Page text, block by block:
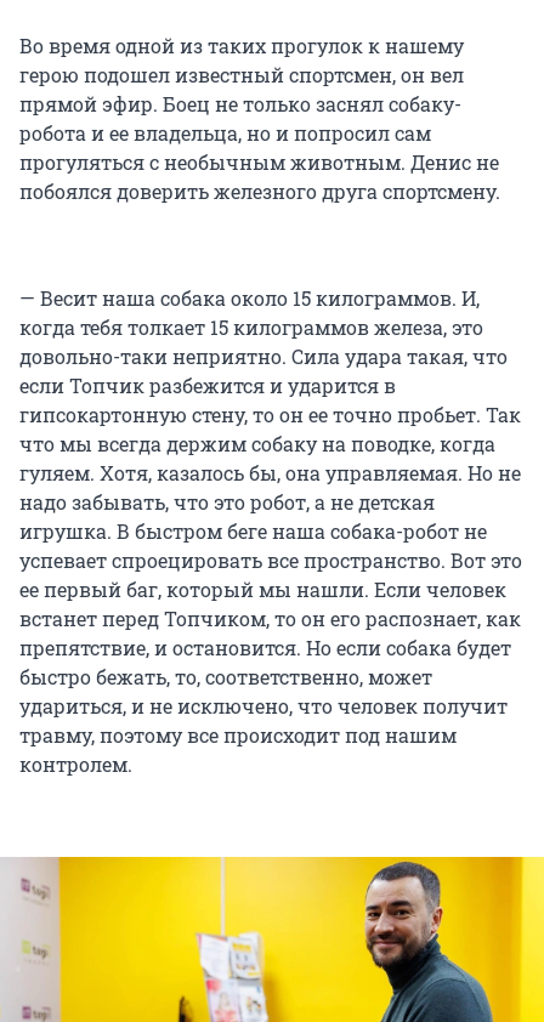
Во время одной из таких прогулок к нашему
герою подошел известный спортсмен, он вел
прямой эфир. Боец не только заснял собаку-
робота и ее владельца, но и попросил сам
прогуляться с необычным животным. Денис не
побоялся доверить железного друга спортсмену.
— Весит наша собака около 15 килограммов. И,
когда тебя толкает 15 килограммов железа, это
довольно-таки неприятно. Сила удара такая, что
если Топчик разбежится и ударится в
гипсокартонную стену, то он ее точно пробьет. Так
что мы всегда держим собаку на поводке, когда
гуляем. Хотя, казалось бы, она управляемая. Но не
надо забывать, что это робот, а не детская
игрушка. В быстром беге наша собака-робот не
успевает спроецировать все пространство. Вот это
ее первый баг, который мы нашли. Если человек
встанет перед Топчиком, то он его распознает, как
препятствие, и остановится. Но если собака будет
быстро бежать, то, соответственно, может
удариться, и не исключено, что человек получит
травму, поэтому все происходит под нашим
контролем.